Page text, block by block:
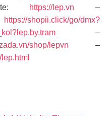
https://lep.vn –
https://shopii.click/go/dmx?
–
shop/lepvn –